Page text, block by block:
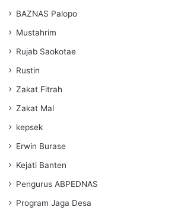
BAZNAS Palopo
Mustahrim
Rujab Saokotae
Rustin
Zakat Fitrah
Zakat Mal
kepsek
Erwin Burase
Kejati Banten
Pengurus ABPEDNAS
Program Jaga Desa